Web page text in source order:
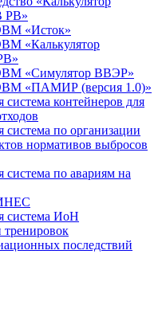
РВ»
«Исток»
«Калькулятор
«Симулятор ВВЭР»
«ПАМИР (версия 1.0)»
контейнеров для
по организации
нормативов выбросов
по авариям на
система ИоН
последствий